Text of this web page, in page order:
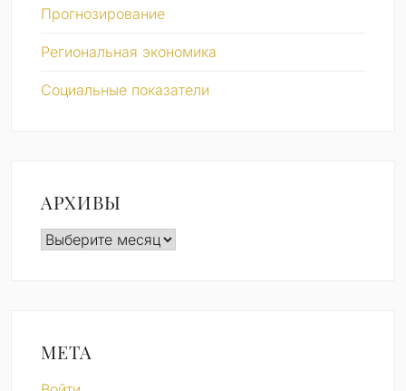
Прогнозирование
Региональная экономика
Социальные показатели
АРХИВЫ
Архивы
МЕТА